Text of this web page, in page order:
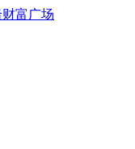
财富广场